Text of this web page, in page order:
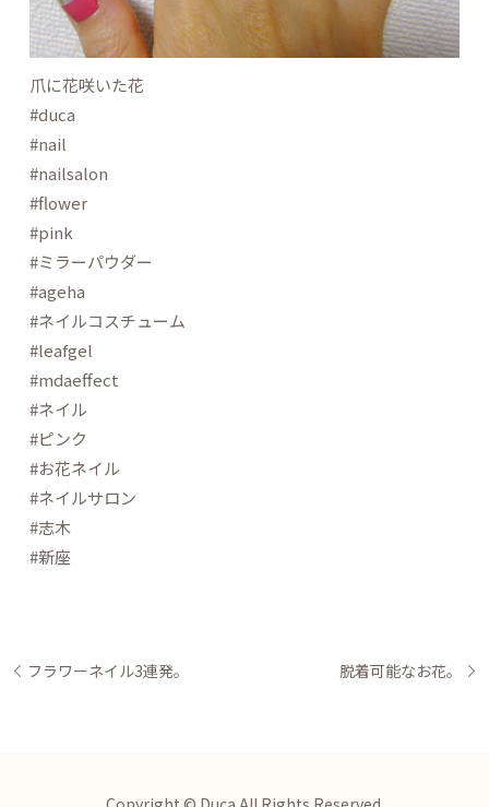
爪に花咲いた花
#duca
#nail
#nailsalon
#flower
#pink
#ミラーパウダー
#ageha
#ネイルコスチューム
#leafgel
#mdaeffect
#ネイル
#ピンク
#お花ネイル
#ネイルサロン
#志木
#新座
フラワーネイル3連発。 脱着可能なお花。